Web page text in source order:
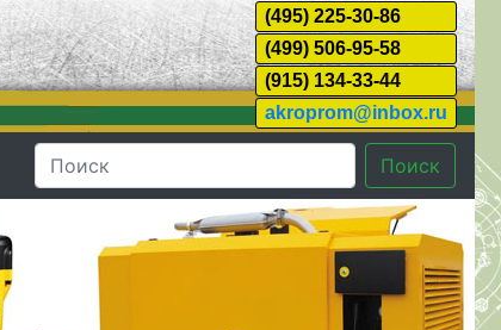
(495) 225-30-86
(499) 506-95-58
(915) 134-33-44
akroprom@inbox.ru
Поиск